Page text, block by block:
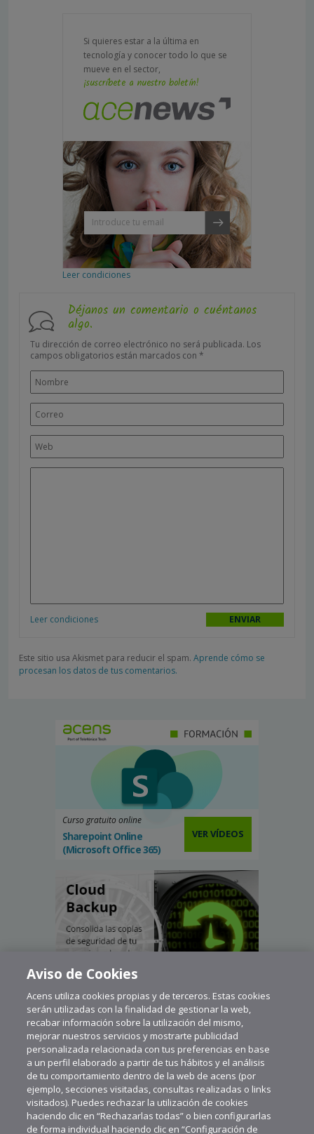
Si quieres estar a la última en
tecnología y conocer todo lo que se
mueve en el sector,
¡suscríbete a nuestro boletín!
Leer condiciones
Déjanos un comentario o cuéntanos
algo.
Tu dirección de correo electrónico no será publicada. Los
campos obligatorios están marcados con *
Leer condiciones
Este sitio usa Akismet para reducir el spam. Aprende cómo se
procesan los datos de tus comentarios.
Curso gratuito online
Sharepoint Online
(Microsoft Office 365)
VER VÍDEOS
Aviso de Cookies
Acens utiliza cookies propias y de terceros. Estas cookies
serán utilizadas con la finalidad de gestionar la web,
recabar información sobre la utilización del mismo,
mejorar nuestros servicios y mostrarte publicidad
personalizada relacionada con tus preferencias en base
a un perfil elaborado a partir de tus hábitos y el análisis
de tu comportamiento dentro de la web de acens (por
ejemplo, secciones visitadas, consultas realizadas o links
visitados). Puedes rechazar la utilización de cookies
haciendo clic en “Rechazarlas todas” o bien configurarlas
de forma individual haciendo clic en “Configuración de